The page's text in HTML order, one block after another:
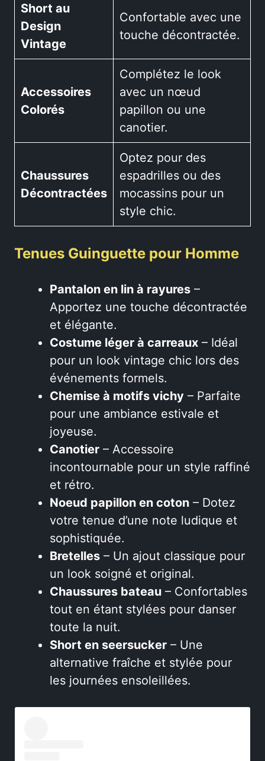
Short au
Design
Vintage
Confortable avec une
touche décontractée.
Accessoires
Colorés
Complétez le look
avec un nœud
papillon ou une
canotier.
Chaussures
Décontractées
Optez pour des
espadrilles ou des
mocassins pour un
style chic.
Tenues Guinguette pour Homme
Pantalon en lin à rayures –
Apportez une touche décontractée
et élégante.
Costume léger à carreaux – Idéal
pour un look vintage chic lors des
événements formels.
Chemise à motifs vichy – Parfaite
pour une ambiance estivale et
joyeuse.
Canotier – Accessoire
incontournable pour un style raffiné
et rétro.
Noeud papillon en coton – Dotez
votre tenue d’une note ludique et
sophistiquée.
Bretelles – Un ajout classique pour
un look soigné et original.
Chaussures bateau – Confortables
tout en étant stylées pour danser
toute la nuit.
Short en seersucker – Une
alternative fraîche et stylée pour
les journées ensoleillées.